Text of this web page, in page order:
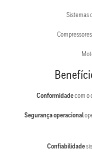
Sistemas
Conformidadecom o
Segurança operacional
Confiabilidade